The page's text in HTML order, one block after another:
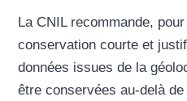
La CNIL recommande,
conservation courte et
données issues de la
être conservées au-delà